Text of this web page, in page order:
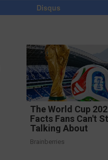
Disqus
The World Cup
Facts Fans Can't
Talking About
Brainberries